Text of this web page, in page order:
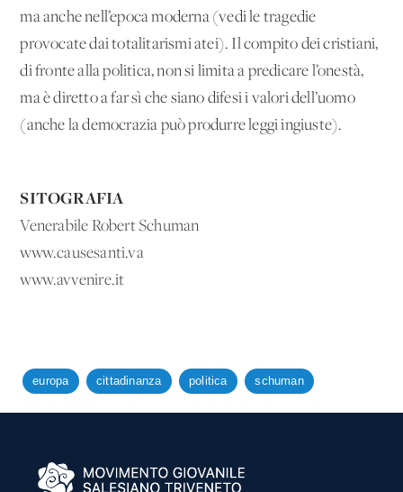
ma anche nell’epoca moderna (vedi le tragedie
provocate dai totalitarismi atei). Il compito dei cristiani,
di fronte alla politica, non si limita a predicare l’onestà,
ma è diretto a far sì che siano difesi i valori dell’uomo
(anche la democrazia può produrre leggi ingiuste).
SITOGRAFIA
Venerabile Robert Schuman
www.causesanti.va
www.avvenire.it
europa cittadinanza politica schuman